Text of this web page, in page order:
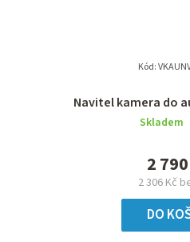
Navitel kamera do
Skladem
2 306 Kč
2
DO
Kód: